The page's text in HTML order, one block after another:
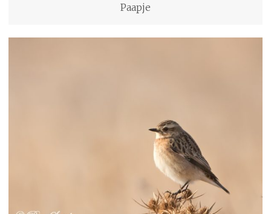
Paapje